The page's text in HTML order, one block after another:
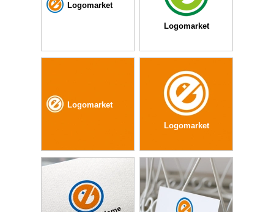
Logomarket
Logomarket
Logomarket
Logomarket